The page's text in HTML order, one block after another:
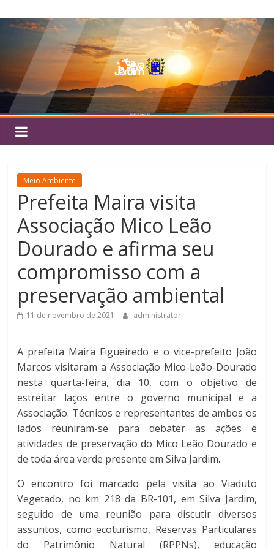
para
conteúdo
Silva
Jardim
Meio Ambiente
Prefeita Maira visita
Associação Mico Leão
Dourado e afirma seu
compromisso com a
preservação ambiental
11 de novembro de 2021 administrator
A prefeita Maira Figueiredo e o vice-prefeito João
Marcos visitaram a Associação Mico-Leão-Dourado
nesta quarta-feira, dia 10, com o objetivo de
estreitar laços entre o governo municipal e a
Associação. Técnicos e representantes de ambos os
lados reuniram-se para debater as ações e
atividades de preservação do Mico Leão Dourado e
de toda área verde presente em Silva Jardim.
O encontro foi marcado pela visita ao Viaduto
Vegetado, no km 218 da BR-101, em Silva Jardim,
seguido de uma reunião para discutir diversos
assuntos, como ecoturismo, Reservas Particulares
do Patrimônio Natural (RPPNs), educação